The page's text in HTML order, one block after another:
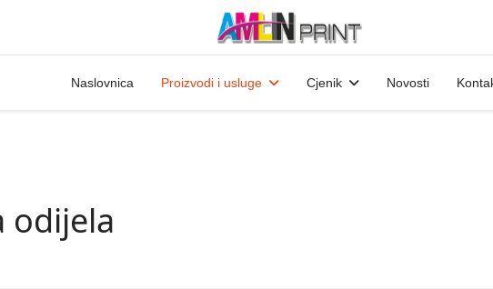
Naslovnica Proizvodi i usluge Cjenik Novosti
odijela